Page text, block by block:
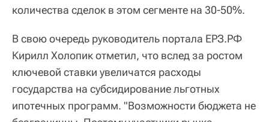
количества сделок в этом сегменте на 30-50%.
В свою очередь руководитель портала ЕРЗ.РФ
Кирилл Холопик отметил, что вслед за ростом
ключевой ставки увеличатся расходы
государства на субсидирование льготных
ипотечных программ. "Возможности бюджета не